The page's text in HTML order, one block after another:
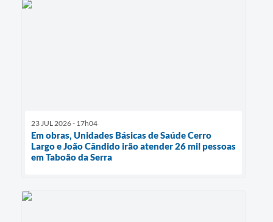
23 JUL 2026 - 17h04
Em obras, Unidades Básicas de Saúde Cerro
Largo e João Cândido irão atender 26 mil pessoas
em Taboão da Serra